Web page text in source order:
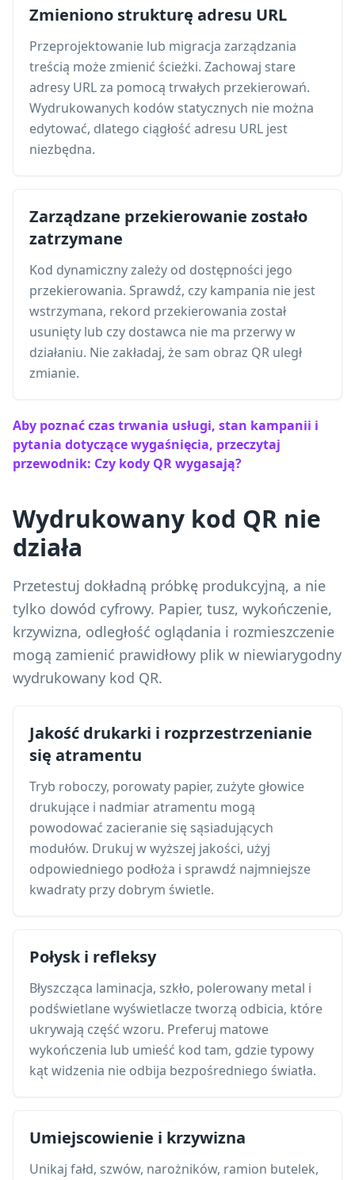
Zmieniono strukturę adresu URL
Przeprojektowanie lub migracja zarządzania
treścią może zmienić ścieżki. Zachowaj stare
adresy URL za pomocą trwałych przekierowań.
Wydrukowanych kodów statycznych nie można
edytować, dlatego ciągłość adresu URL jest
niezbędna.
Zarządzane przekierowanie zostało
zatrzymane
Kod dynamiczny zależy od dostępności jego
przekierowania. Sprawdź, czy kampania nie jest
wstrzymana, rekord przekierowania został
usunięty lub czy dostawca nie ma przerwy w
działaniu. Nie zakładaj, że sam obraz QR uległ
zmianie.
Aby poznać czas trwania usługi, stan kampanii i
pytania dotyczące wygaśnięcia, przeczytaj
przewodnik: Czy kody QR wygasają?
Wydrukowany kod QR nie
działa
Przetestuj dokładną próbkę produkcyjną, a nie
tylko dowód cyfrowy. Papier, tusz, wykończenie,
krzywizna, odległość oglądania i rozmieszczenie
mogą zamienić prawidłowy plik w niewiarygodny
wydrukowany kod QR.
Jakość drukarki i rozprzestrzenianie
się atramentu
Tryb roboczy, porowaty papier, zużyte głowice
drukujące i nadmiar atramentu mogą
powodować zacieranie się sąsiadujących
modułów. Drukuj w wyższej jakości, użyj
odpowiedniego podłoża i sprawdź najmniejsze
kwadraty przy dobrym świetle.
Połysk i refleksy
Błyszcząca laminacja, szkło, polerowany metal i
podświetlane wyświetlacze tworzą odbicia, które
ukrywają część wzoru. Preferuj matowe
wykończenia lub umieść kod tam, gdzie typowy
kąt widzenia nie odbija bezpośredniego światła.
Umiejscowienie i krzywizna
Unikaj fałd, szwów, narożników, ramion butelek,